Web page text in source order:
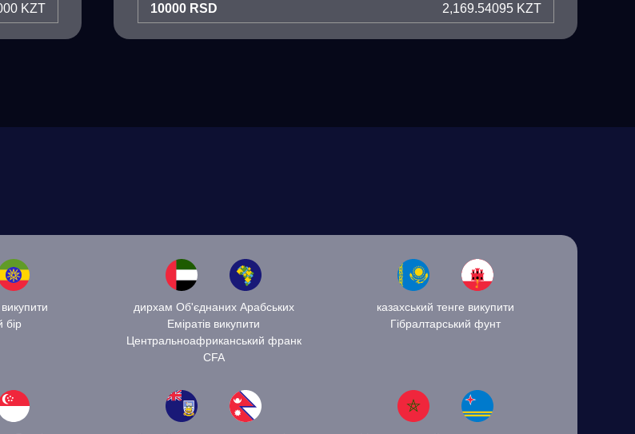
KZT 10000 RSD 2,169.54095 KZT
бір
дирхам Об'єднаних Арабських
Еміратів викупити
Центральноафриканський франк
CFA
казахський тенге викупити
Гібралтарський фунт